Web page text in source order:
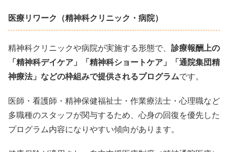
医療リワーク（精神科クリニック・病院）
精神科クリニックや病院が実施する形態で、 診療報酬上の
「精神科デイケア」「精神科ショートケア」「通院集団精
神療法」などの枠組みで提供されるプログラムです。
医師・看護師・精神保健福祉士・作業療法士・心理職など
多職種のスタッフが関与するため、心身の回復を優先した
プログラム内容になりやすい傾向があります。